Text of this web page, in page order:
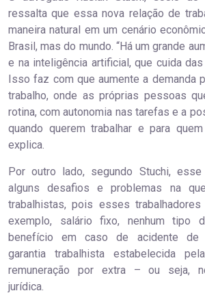
ressalta que essa nova relação de
maneira natural em um cenário
Brasil, mas do mundo. “Há um grande
e na inteligência artificial, que cuida
Isso faz com que aumente a demanda
trabalho, onde as próprias pessoas
rotina, com autonomia nas tarefas e a
quando querem trabalhar e para quem
explica.
Por outro lado, segundo Stuchi,
alguns desafios e problemas na
trabalhistas, pois esses
exemplo, salário fixo, nenhum tipo
benefício em caso de acidente de
garantia trabalhista estabelecida
remuneração por extra – ou seja,
jurídica.